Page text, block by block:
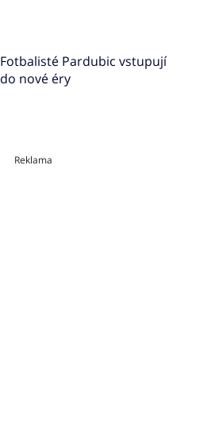
Fotbalisté Pardubic vstupují
do nové éry
Reklama